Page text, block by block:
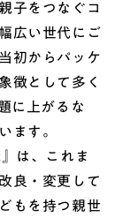
子をつなぐコ
広い世代にご
初からパッケ
徴として多く
に上がるな
ます。
は、これま
良・変更して
もを持つ親世